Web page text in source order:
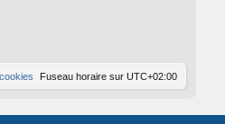
Fuseau horaire sur UTC+02:00